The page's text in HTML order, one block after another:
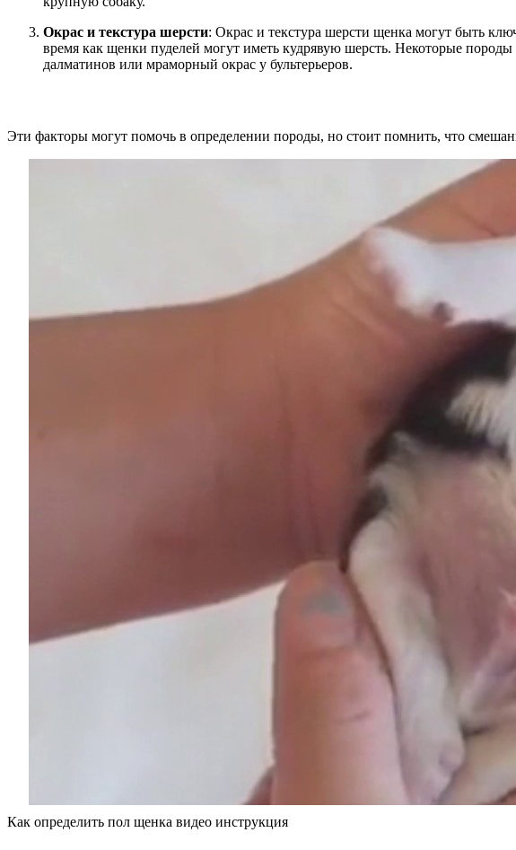
Окрас и текстура шерсти: Окрас и текстура шерсти щенка могут быть
время как щенки пуделей могут иметь кудрявую шерсть. Некоторые
далматинов или мраморный окрас у бультерьеров.
Эти факторы могут помочь в определении породы, но стоит помнить, что
Как определить пол щенка видео инструкция